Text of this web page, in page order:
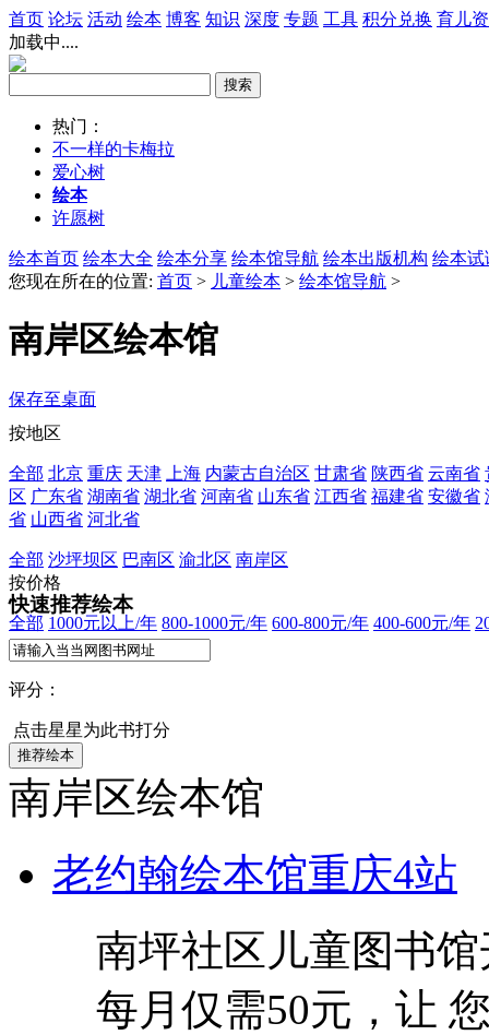
首页 论坛 活动 绘本 博客 知识 深度 专题 工具 积分兑换 育儿
加载中....
热门：
不一样的卡梅拉
爱心树
绘本
许愿树
绘本首页 绘本大全 绘本分享 绘本馆导航 绘本出版机构 绘本试
您现在所在的位置: 首页 > 儿童绘本 > 绘本馆导航 >
南岸区绘本馆
保存至桌面
按地区
全部 北京 重庆 天津 上海 内蒙古自治区 甘肃省 陕西省 云南省
区 广东省 湖南省 湖北省 河南省 山东省 江西省 福建省 安徽省
省 山西省 河北省
全部 沙坪坝区 巴南区 渝北区 南岸区
按价格
全部 1000元以上/年 800-1000元/年 600-800元/年 400-600元/年
快速推荐绘本
评分：
点击星星为此书打分
南岸区绘本馆
老约翰绘本馆重庆4站
南坪社区儿童图书
每月仅需50元，让